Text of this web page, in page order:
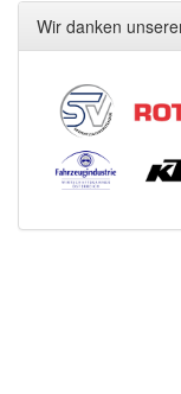
Wir danken